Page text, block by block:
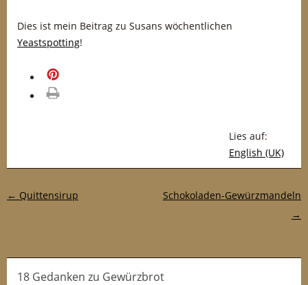
Dies ist mein Beitrag zu Susans wöchentlichen
Yeastspotting!
Lies auf:
English (UK)
Post-Navigation
← Quittensirup
Schokoladen-Gewürzmandeln
→
18 Gedanken zu Gewürzbrot